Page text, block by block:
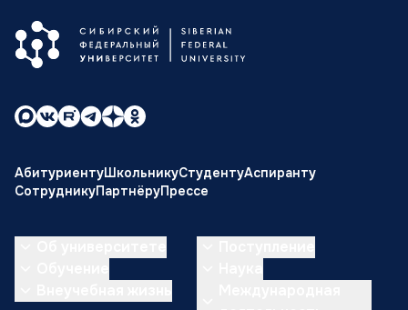
АбитуриентуШкольникуСтудентуАспиранту
СотрудникуПартнёруПрессе